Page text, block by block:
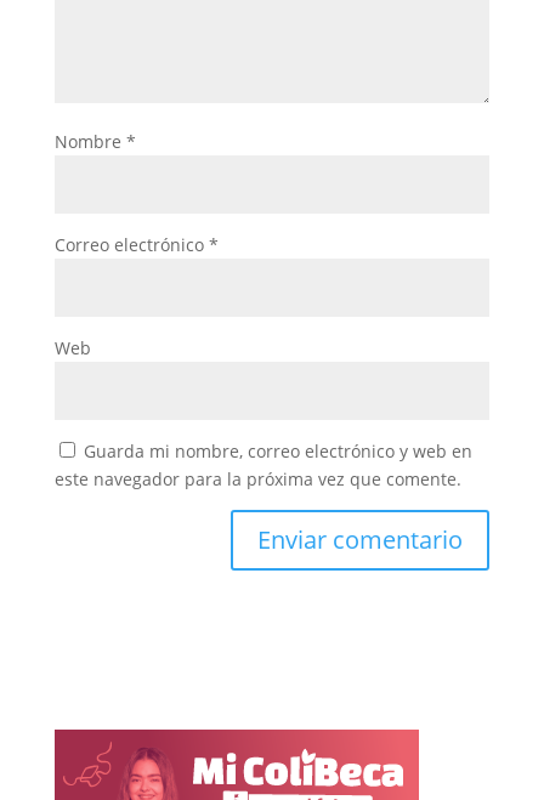
Nombre *
Correo electrónico *
Web
Guarda mi nombre, correo electrónico y web en
este navegador para la próxima vez que comente.